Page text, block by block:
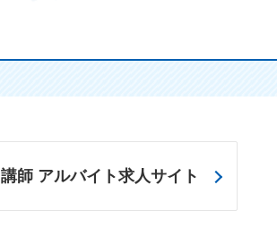
講師 アルバイト求人サイト